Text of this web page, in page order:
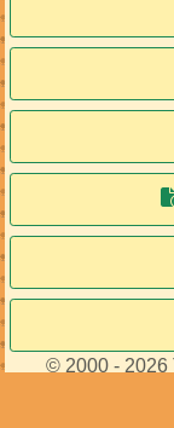
© 2000 - 2026